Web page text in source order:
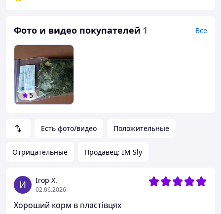
Есть фото/видео Положительные
Отрицательные Продавец: IM Sly
Ігор Х.
02.06.2026
Хороший корм в пластівцях
Фото и видео покупателей 1 Все
5